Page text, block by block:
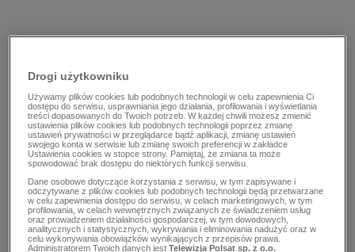
Drogi użytkowniku
Używamy plików cookies lub podobnych technologii w celu zapewnienia Ci
dostępu do serwisu, usprawniania jego działania, profilowania i wyświetlania
treści dopasowanych do Twoich potrzeb. W każdej chwili możesz zmienić
ustawienia plików cookies lub podobnych technologii poprzez zmianę
ustawień prywatności w przeglądarce bądź aplikacji, zmianę ustawień
swojego konta w serwisie lub zmianę swoich preferencji w zakładce
Ustawienia cookies w stopce strony. Pamiętaj, że zmiana ta może
spowodować brak dostępu do niektórych funkcji serwisu.
Dane osobowe dotyczące korzystania z serwisu, w tym zapisywane i
odczytywane z plików cookies lub podobnych technologii będą przetwarzane
w celu zapewnienia dostępu do serwisu, w celach marketingowych, w tym
profilowania, w celach wewnętrznych związanych ze świadczeniem usług
oraz prowadzeniem działalności gospodarczej, w tym dowodowych,
analitycznych i statystycznych, wykrywania i eliminowania nadużyć oraz w
celu wykonywania obowiązków wynikających z przepisów prawa.
Administratorem Twoich danych jestTelewizja Polsat sp. z o.o.